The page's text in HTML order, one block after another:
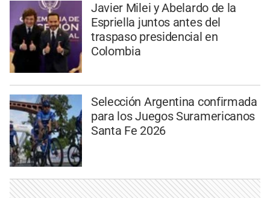
Javier Milei y Abelardo de la
Espriella juntos antes del
traspaso presidencial en
Colombia
Selección Argentina confirmada
para los Juegos Suramericanos
Santa Fe 2026